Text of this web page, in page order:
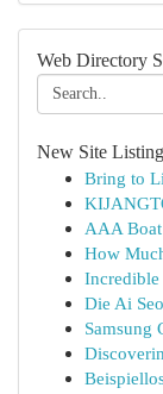
Web Directory
New Site
Bring to
AAA Boat
How
Incredible
Die Ai
Samsung